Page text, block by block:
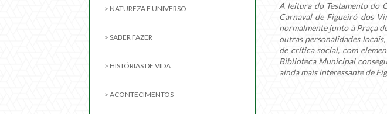
> NATUREZA E UNIVERSO
> SABER FAZER
> HISTÓRIAS DE VIDA
> ACONTECIMENTOS
A leitura do Testamento do
Carnaval de Figueiró dos
normalmente junto à Praça
outras personalidades
de crítica social, com
Biblioteca Municipal
ainda mais interessante de